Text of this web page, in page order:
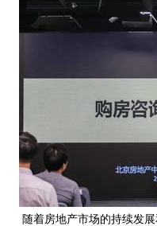
随着房地产市场的持续发